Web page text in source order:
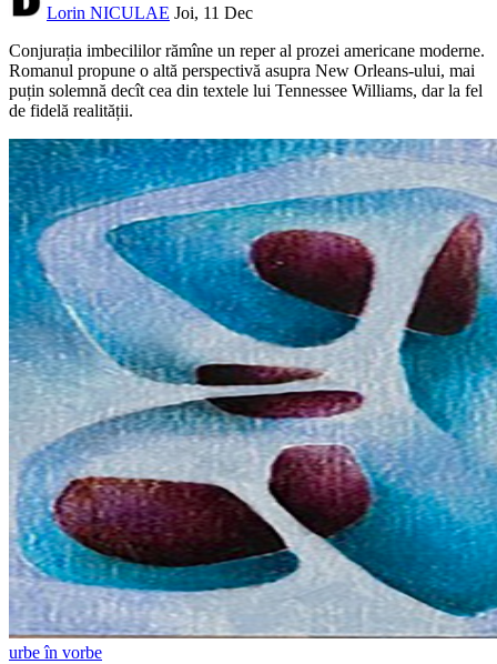
Lorin NICULAE Joi, 11 Dec
Conjurația imbecililor rămîne un reper al prozei americane moderne.
Romanul propune o altă perspectivă asupra New Orleans-ului, mai
puțin solemnă decît cea din textele lui Tennessee Williams, dar la fel
de fidelă realității.
urbe în vorbe